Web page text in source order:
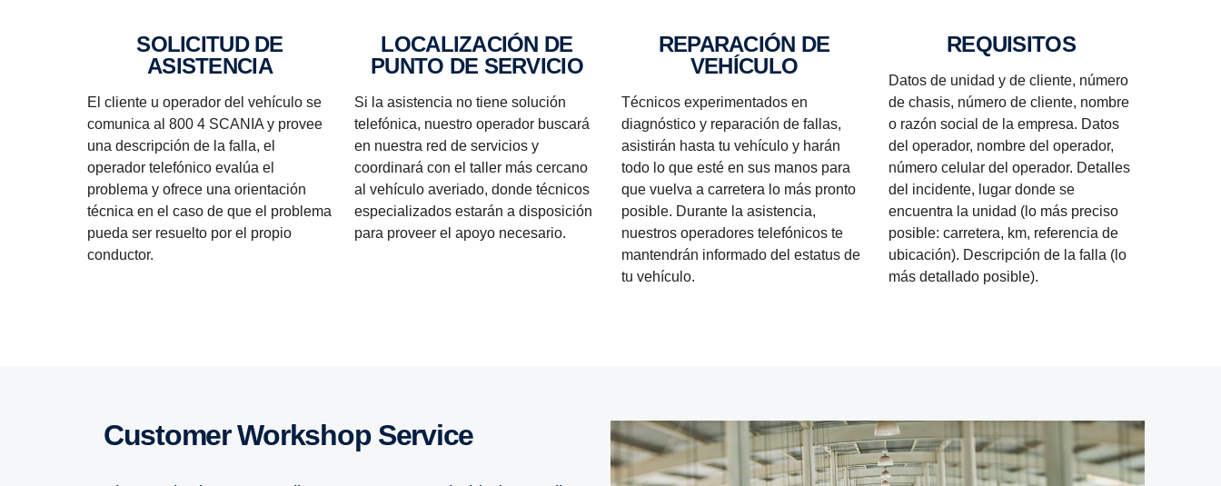
SOLICITUD DE
ASISTENCIA
El cliente u operador del vehículo se
comunica al 800 4 SCANIA y provee
una descripción de la falla, el
operador telefónico evalúa el
problema y ofrece una orientación
técnica en el caso de que el problema
pueda ser resuelto por el propio
conductor.
LOCALIZACIÓN DE
PUNTO DE SERVICIO
Si la asistencia no tiene solución
telefónica, nuestro operador buscará
en nuestra red de servicios y
coordinará con el taller más cercano
al vehículo averiado, donde técnicos
especializados estarán a disposición
para proveer el apoyo necesario.
REPARACIÓN DE
VEHÍCULO
Técnicos experimentados en
diagnóstico y reparación de fallas,
asistirán hasta tu vehículo y harán
todo lo que esté en sus manos para
que vuelva a carretera lo más pronto
posible. Durante la asistencia,
nuestros operadores telefónicos te
mantendrán informado del estatus de
tu vehículo.
REQUISITOS
Datos de unidad y de cliente, número
de chasis, número de cliente, nombre
o razón social de la empresa. Datos
del operador, nombre del operador,
número celular del operador. Detalles
del incidente, lugar donde se
encuentra la unidad (lo más preciso
posible: carretera, km, referencia de
ubicación). Descripción de la falla (lo
más detallado posible).
Customer Workshop Service